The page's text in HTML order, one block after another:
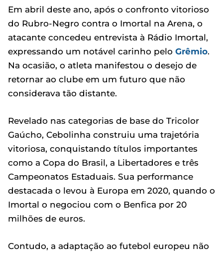
Em abril deste ano, após o confronto vitorioso
do Rubro-Negro contra o Imortal na Arena, o
atacante concedeu entrevista à Rádio Imortal,
expressando um notável carinho pelo Grêmio.
Na ocasião, o atleta manifestou o desejo de
retornar ao clube em um futuro que não
considerava tão distante.
Revelado nas categorias de base do Tricolor
Gaúcho, Cebolinha construiu uma trajetória
vitoriosa, conquistando títulos importantes
como a Copa do Brasil, a Libertadores e três
Campeonatos Estaduais. Sua performance
destacada o levou à Europa em 2020, quando o
Imortal o negociou com o Benfica por 20
milhões de euros.
Contudo, a adaptação ao futebol europeu não